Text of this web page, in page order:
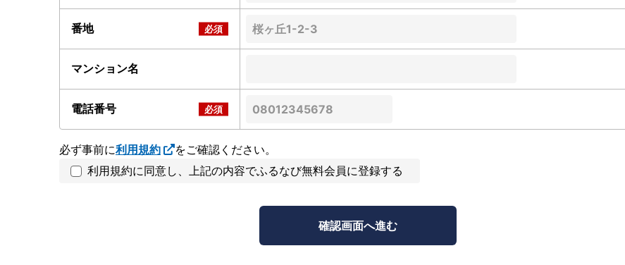
番地
マンション名
電話番号
必ず事前に利用規約
をご確認ください。
利用規約に同意し、上記の内容でふるなび無料会員に登録する